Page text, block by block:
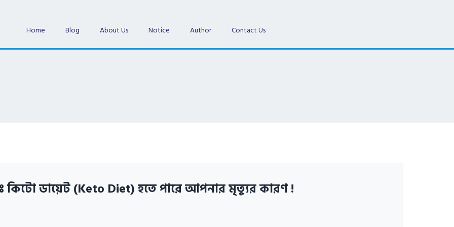
Home Blog About Us Notice Author Contact Us
কিটো ডায়েট (Keto Diet) হতে পারে আপনার মৃত্যুর কারণ !